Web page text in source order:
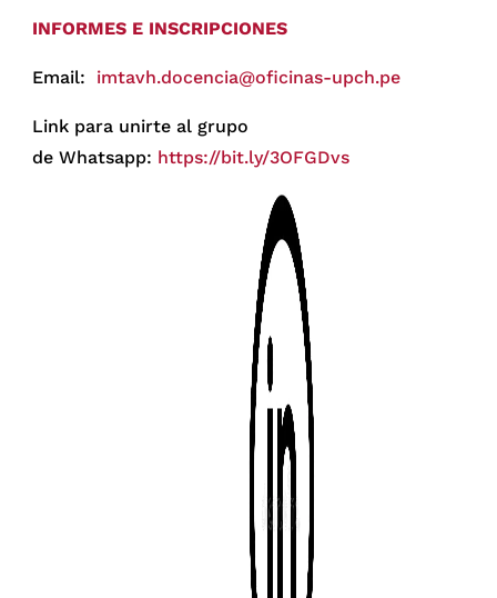
INFORMES E INSCRIPCIONES
Email: imtavh.docencia@oficinas-upch.pe
Link para unirte al grupo
de Whatsapp: https://bit.ly/3OFGDvs